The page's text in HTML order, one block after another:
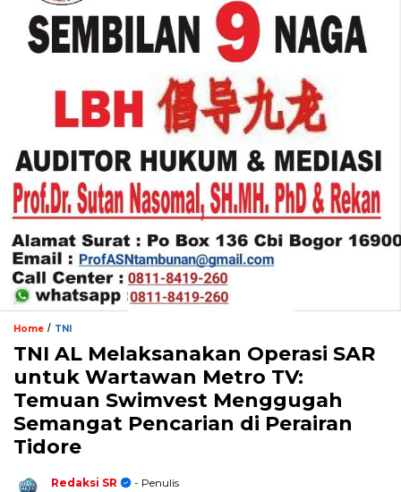
Home / TNI
TNI AL Melaksanakan Operasi SAR
untuk Wartawan Metro TV:
Temuan Swimvest Menggugah
Semangat Pencarian di Perairan
Tidore
Redaksi SR
- Penulis